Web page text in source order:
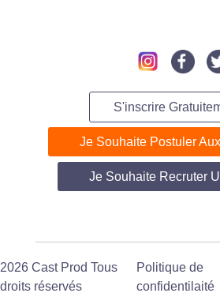
S'inscrire
Je Souhaite Postuler
Je Souhaite Recruter
2026 Cast Prod Tous
droits réservés
Politique de
confidentilaité